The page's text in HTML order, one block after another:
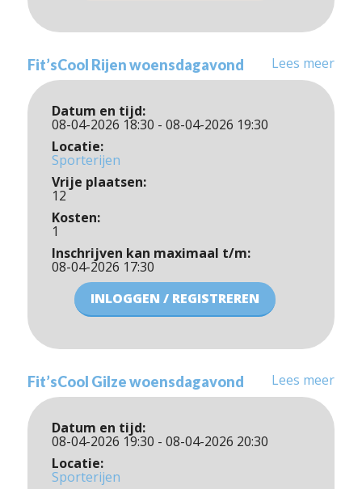
Fit’sCool Rijen woensdagavond Lees meer
Datum en tijd:
08-04-2026 18:30 - 08-04-2026 19:30
Locatie:
Sporterijen
Vrije plaatsen:
12
Kosten:
1
Inschrijven kan maximaal t/m:
08-04-2026 17:30
INLOGGEN / REGISTREREN
Fit’sCool Gilze woensdagavond Lees meer
Datum en tijd:
08-04-2026 19:30 - 08-04-2026 20:30
Locatie:
Sporterijen